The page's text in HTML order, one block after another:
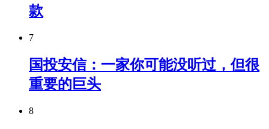
款
7
国投安信：一家你可能没听过，但很
重要的巨头
8